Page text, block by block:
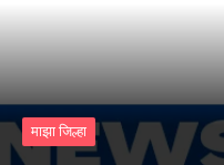
माझा जिल्हा